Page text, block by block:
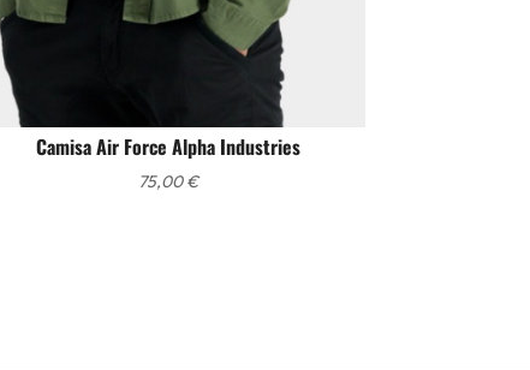
Camisa Air Force Alpha Industries
75,00€